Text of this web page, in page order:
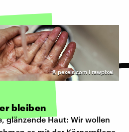
©pexels.com l rawpixel
bleiben
glänzende Haut: Wir wollen